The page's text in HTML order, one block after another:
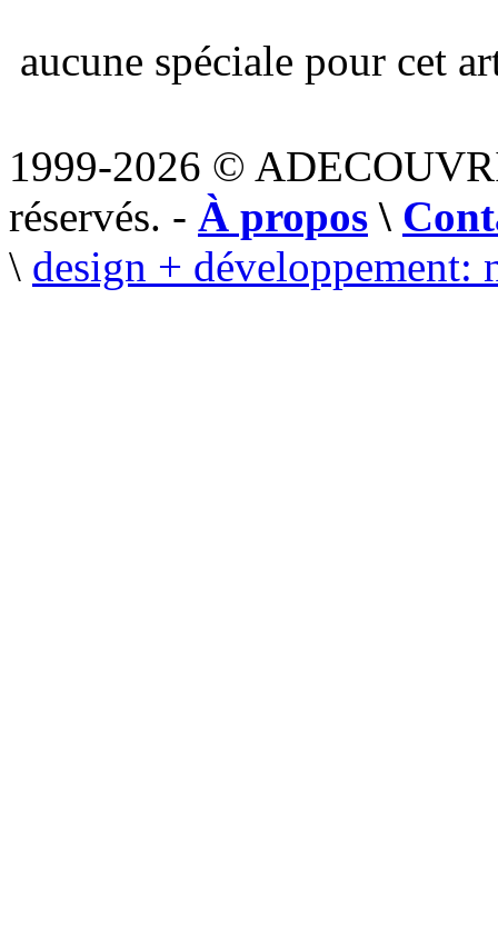
aucune spéciale pour cet
1999-2026 ©
réservés. - À propos \
\ design + développement: